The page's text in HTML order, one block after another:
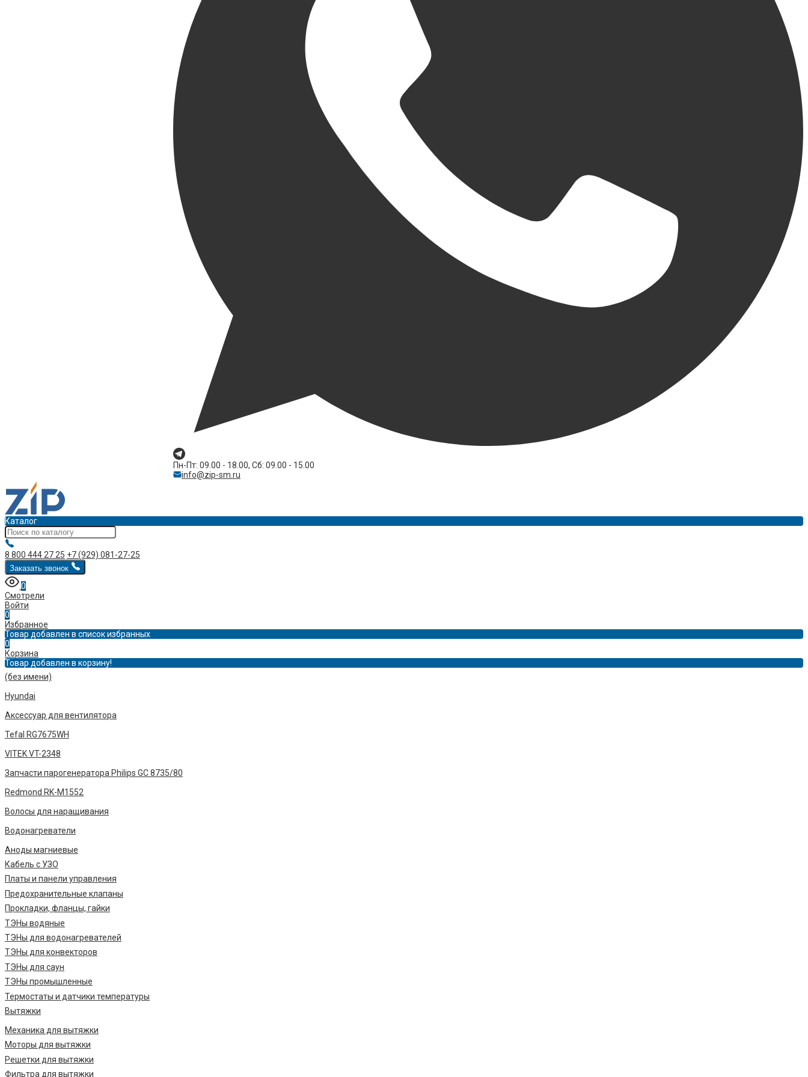
Пн-Пт: 09.00 - 18.00, Сб: 09.00 - 15.00
info@zip-sm.ru
Каталог
8 800 444 27 25 +7 (929) 081-27-25
Заказать звонок
0
Смотрели
Войти
0
Избранное
Товар добавлен в список избранных
0
Корзина
Товар добавлен в корзину!
(без имени)
Hyundai
Аксессуар для вентилятора
Tefal RG7675WH
VITEK VT-2348
Запчасти парогенератора Philips GC 8735/80
Redmond RK-M1552
Волосы для наращивания
Водонагреватели
Аноды магниевые
Кабель с УЗО
Платы и панели управления
Предохранительные клапаны
Прокладки, фланцы, гайки
ТЭНы водяные
ТЭНы для водонагревателей
ТЭНы для конвекторов
ТЭНы для саун
ТЭНы промышленные
Термостаты и датчики температуры
Вытяжки
Механика для вытяжки
Моторы для вытяжки
Решетки для вытяжки
Фильтра для вытяжки